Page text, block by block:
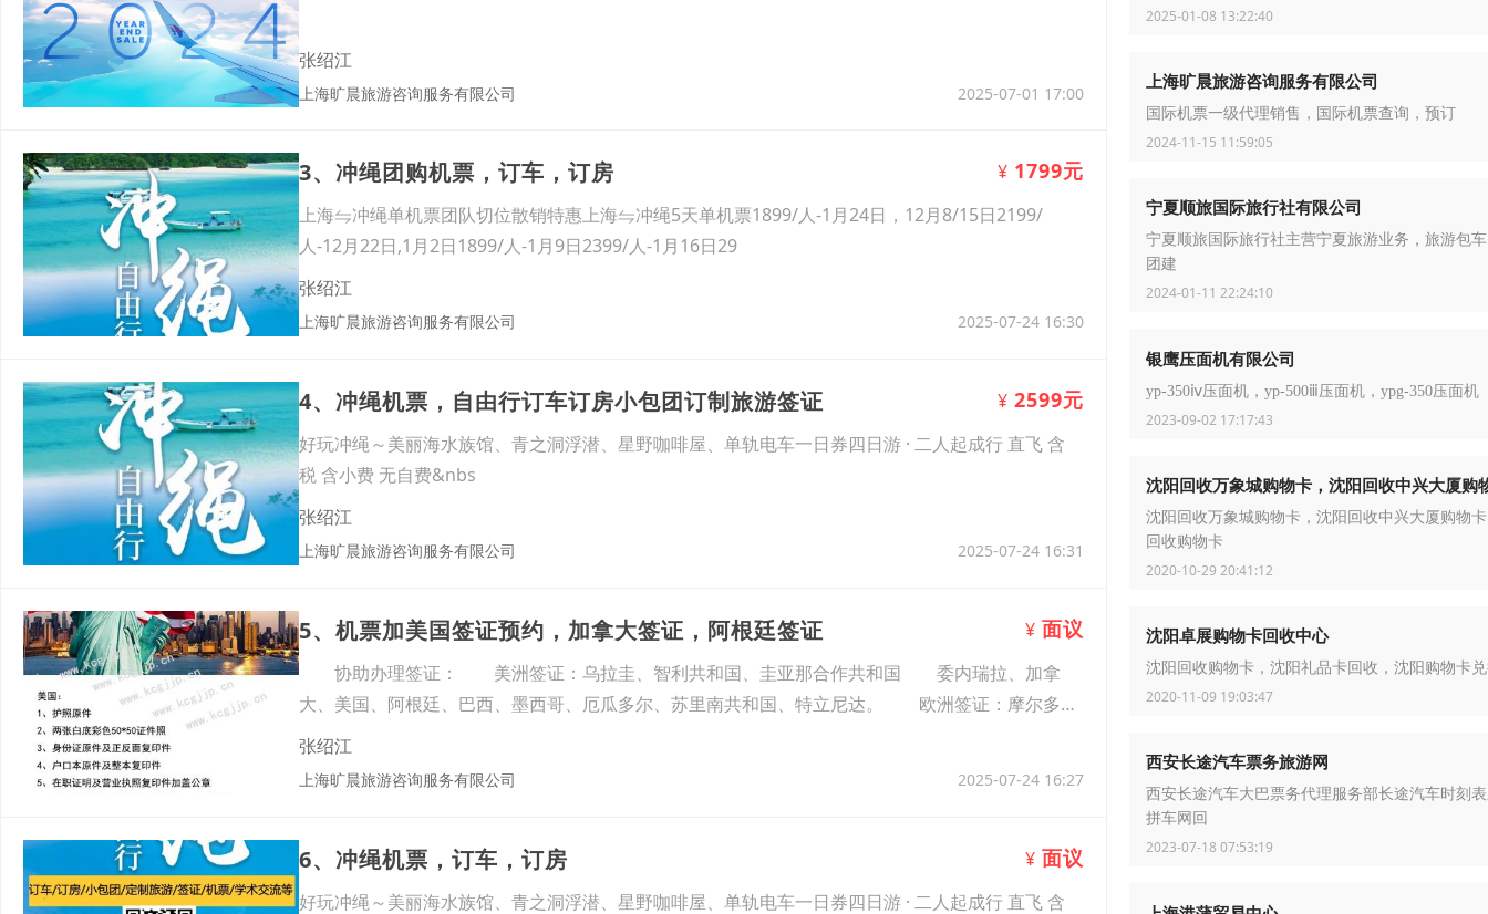
张绍江
上海旷晨旅游咨询服务有限公司 2025-07-01 17:00
3、冲绳团购机票，订车，订房 ¥ 1799元
上海⇋冲绳单机票团队切位散销特惠上海⇋冲绳5天单机票1899/人-1月24日，12月8/15日2199/
人-12月22日,1月2日1899/人-1月9日2399/人-1月16日29
张绍江
上海旷晨旅游咨询服务有限公司 2025-07-24 16:30
4、冲绳机票，自由行订车订房小包团订制旅游签证 ¥ 2599元
好玩冲绳～美丽海水族馆、青之洞浮潜、星野咖啡屋、单轨电车一日券四日游 · 二人起成行 直飞 含
税 含小费 无自费&nbs
张绍江
上海旷晨旅游咨询服务有限公司 2025-07-24 16:31
5、机票加美国签证预约，加拿大签证，阿根廷签证 ¥ 面议
协助办理签证： 美洲签证：乌拉圭、智利共和国、圭亚那合作共和国 委内瑞拉、加拿
大、美国、阿根廷、巴西、墨西哥、厄瓜多尔、苏里南共和国、特立尼达。 欧洲签证：摩尔多
瓦、保加
张绍江
上海旷晨旅游咨询服务有限公司 2025-07-24 16:27
6、冲绳机票，订车，订房 ¥ 面议
好玩冲绳～美丽海水族馆、青之洞浮潜、星野咖啡屋、单轨电车一日券四日游 · 二人起成行 直飞 含
2025-01-08 13:22:40
上海旷晨旅游咨询服务有限公司
国际机票一级代理销售，国际机票查询，预订
2024-11-15 11:59:05
宁夏顺旅国际旅行社有限公司
宁夏顺旅国际旅行社主营宁夏旅游业务，旅游包
团建
2024-01-11 22:24:10
银鹰压面机有限公司
yp-350ⅳ压面机，yp-500ⅲ压面机，ypg-350压面机
2023-09-02 17:17:43
沈阳回收万象城购物卡，沈阳回收中兴大厦购
沈阳回收万象城购物卡，沈阳回收中兴大厦购物
回收购物卡
2020-10-29 20:41:12
沈阳卓展购物卡回收中心
沈阳回收购物卡，沈阳礼品卡回收，沈阳购物卡
2020-11-09 19:03:47
西安长途汽车票务旅游网
西安长途汽车大巴票务代理服务部长途汽车时刻
拼车网回
2023-07-18 07:53:19